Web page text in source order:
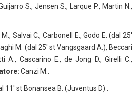
S., Jensen S., Larque P., Martin N.,
Salvai C., Carbonell E., Godo E. (dal 25′
M. (dal 25′ st Vangsgaard A.), Beccari
A., Cascarino E., de Jong D., Girelli C.,
Canzi M..
st Bonansea B. (Juventus D) .